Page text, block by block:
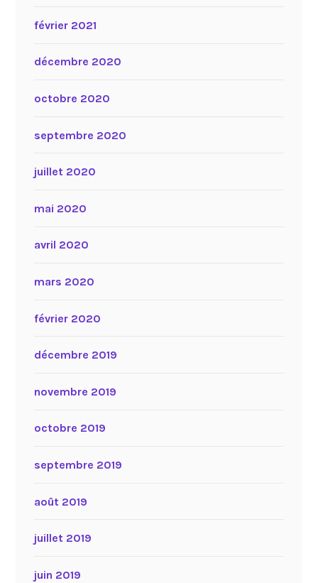
février 2021
décembre 2020
octobre 2020
septembre 2020
juillet 2020
mai 2020
avril 2020
mars 2020
février 2020
décembre 2019
novembre 2019
octobre 2019
septembre 2019
août 2019
juillet 2019
juin 2019